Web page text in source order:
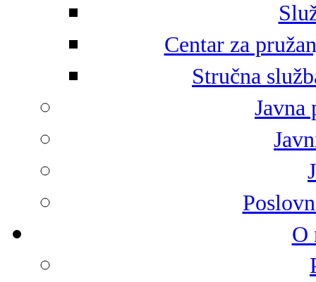
Centar za
Stručna
Javna
O